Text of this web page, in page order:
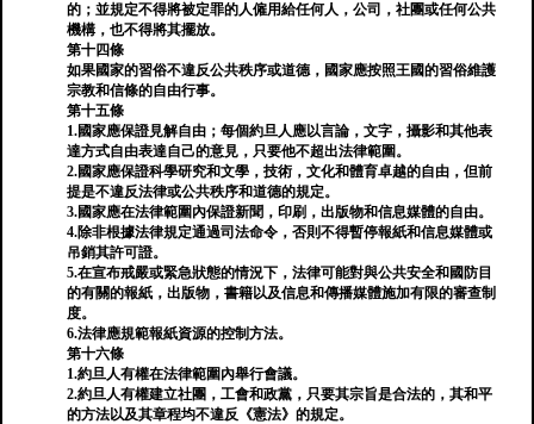
的；並規定不得將被定罪的人僱用給任何人，公司，社團或任何公共
機構，也不得將其擺放。
第十四條
如果國家的習俗不違反公共秩序或道德，國家應按照王國的習俗維護
宗教和信條的自由行事。
第十五條
1.國家應保證見解自由；每個約旦人應以言論，文字，攝影和其他表
達方式自由表達自己的意見，只要他不超出法律範圍。
2.國家應保證科學研究和文學，技術，文化和體育卓越的自由，但前
提是不違反法律或公共秩序和道德的規定。
3.國家應在法律範圍內保證新聞，印刷，出版物和信息媒體的自由。
4.除非根據法律規定通過司法命令，否則不得暫停報紙和信息媒體或
吊銷其許可證。
5.在宣布戒嚴或緊急狀態的情況下，法律可能對與公共安全和國防目
的有關的報紙，出版物，書籍以及信息和傳播媒體施加有限的審查制
度。
6.法律應規範報紙資源的控制方法。
第十六條
1.約旦人有權在法律範圍內舉行會議。
2.約旦人有權建立社團，工會和政黨，只要其宗旨是合法的，其和平
的方法以及其章程均不違反《憲法》的規定。